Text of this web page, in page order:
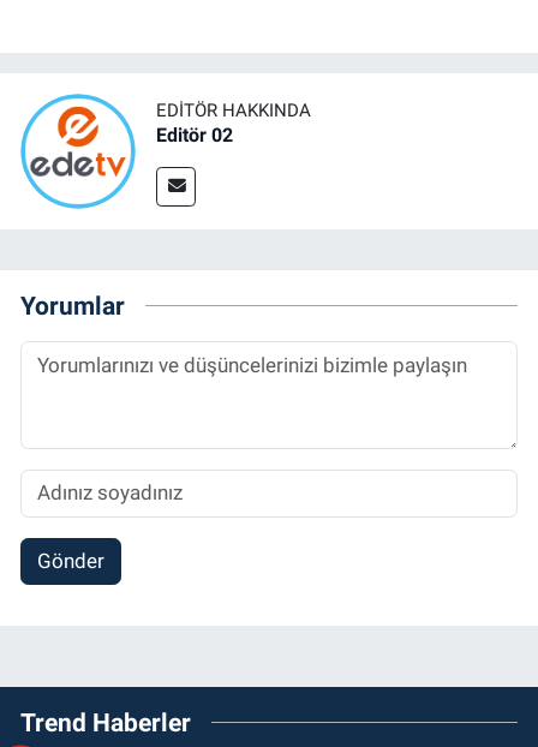
EDITÖR HAKKINDA
Editör 02
Yorumlar
Gönder
Trend Haberler